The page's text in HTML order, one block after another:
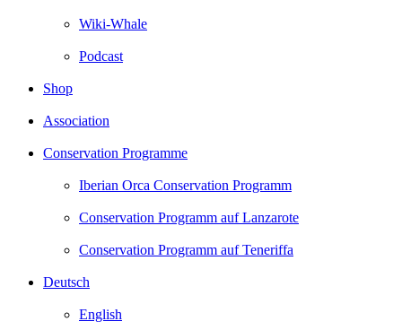
Wiki-Whale
Podcast
Shop
Association
Conservation Programme
Iberian Orca Conservation Programm
Conservation Programm auf Lanzarote
Conservation Programm auf Teneriffa
Deutsch
English